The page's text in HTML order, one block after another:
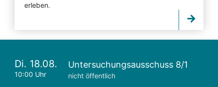
erleben.
Di. 18.08.
10:00 Uhr
Untersuchungsausschuss 8/1
nicht öffentlich